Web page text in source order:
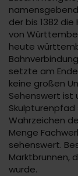
der bis 1382
von
heute
setzte am
keine großen
Sehenswert ist
Wahrzeichen
Menge
sehenswert.
Marktbrunnen,
wurde.